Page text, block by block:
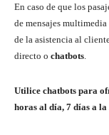
En caso de que los
de mensajes
de la asistencia al
directo o chatbots
Utilice chatbots para
horas al día, 7 días a la